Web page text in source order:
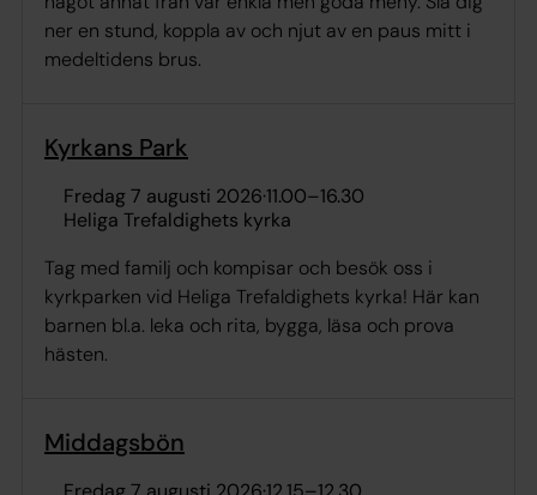
ner en stund, koppla av och njut av en paus mitt i
medeltidens brus.
Kyrkans Park
fredag 7 augusti 2026·11.00–16.30
Heliga Trefaldighets kyrka
Tag med familj och kompisar och besök oss i
kyrkparken vid Heliga Trefaldighets kyrka! Här kan
barnen bl.a. leka och rita, bygga, läsa och prova
hästen.
Middagsbön